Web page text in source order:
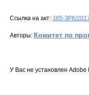
Ссылка на акт: 385-ЗРК/
Авторы: Комитет по
У Вас не установлен